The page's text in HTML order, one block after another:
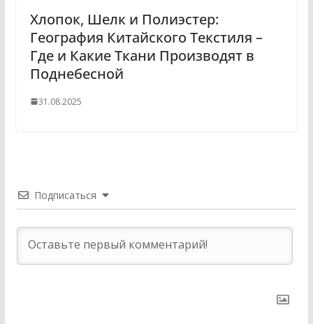
Хлопок, Шелк и Полиэстер:
География Китайского Текстиля –
Где и Какие Ткани Производят в
Поднебесной
31.08.2025
Подписаться